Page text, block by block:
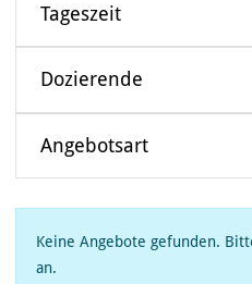
VERANSTALTUNGEN
KUNSTVERMITTLUNG
Tageszeit
Dozierende
Angebotsart
Keine Angebote gefunden.
an.